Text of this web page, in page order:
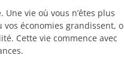
vie où vous n’êtes plus
économies grandissent,
Cette vie commence avec